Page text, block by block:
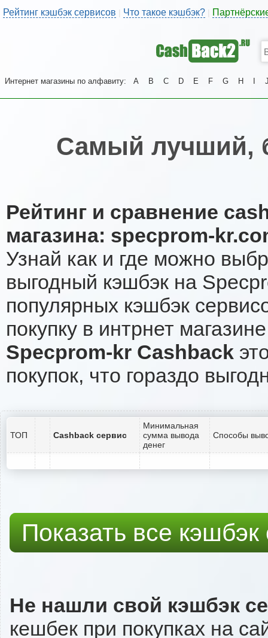
Рейтинг кэшбэк сервисов | Что такое кэшбэк?
Интернет магазины по алфавиту: A B C D E F G H
Самый лучший,
Рейтинг и сравнение
магазина: specprom-
Узнай как и где можно
выгодный кэшбэк на
популярных кэшбэк
покупку в интрнет
Specprom-kr Cashback
покупок, что гораздо
ТОП Cashback сервис
Минимальная
сумма вывода
денег
Способы
Показать все
Не нашли свой кэшбэк
кешбек при покупках на